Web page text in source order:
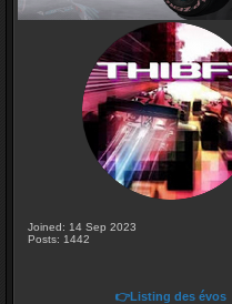
Joined: 14 Sep 2023
Posts: 1442
👉Listing des évos